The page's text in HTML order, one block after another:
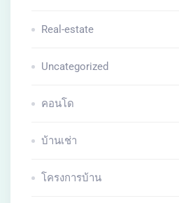
Real-estate
Uncategorized
คอนโด
บ้านเช่า
โครงการบ้าน